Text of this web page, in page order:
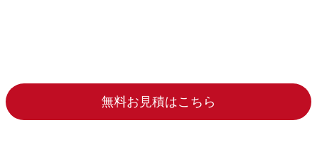
無料お見積はこちら